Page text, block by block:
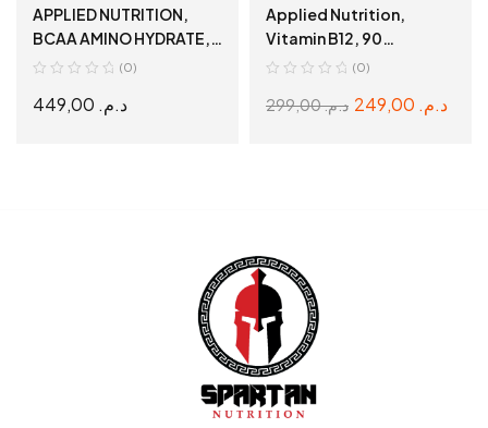
Récupération & Hydratation
APPLIED NUTRITION,
BCAA AMINO HYDRATE,
Lemon Lime, 450 GR
(0)
د.م.
Sante et Bien Etre ,Vitamines
B12
Applied Nutrition,
Vitamin B12, 90
Capsules.
(0)
د.م.299,00 د.م.